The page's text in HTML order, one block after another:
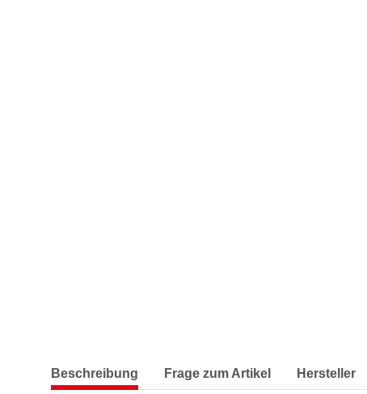
Beschreibung Frage zum Artikel Hersteller